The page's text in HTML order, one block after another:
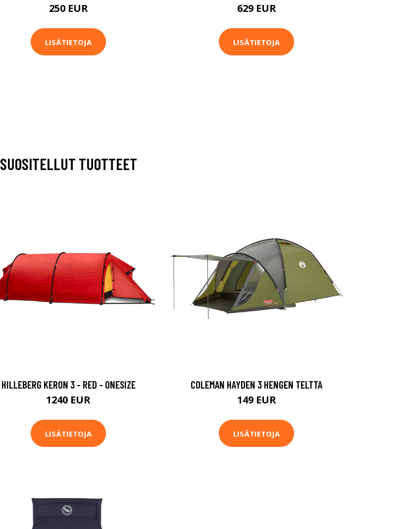
250 EUR
LISÄTIETOJA
629 EUR
LISÄTIETOJA
SUOSITELLUT TUOTTEET
HILLEBERG KERON 3 - RED - ONESIZE
1240 EUR
LISÄTIETOJA
COLEMAN HAYDEN 3 HENGEN TELTTA
149 EUR
LISÄTIETOJA